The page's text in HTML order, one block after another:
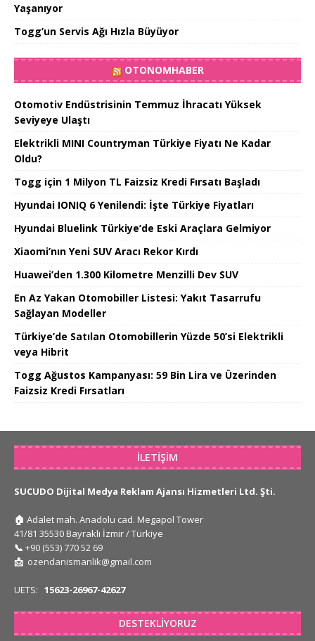
Yaşanıyor
Togg’un Servis Ağı Hızla Büyüyor
OTONOMHABER
Otomotiv Endüstrisinin Temmuz İhracatı Yüksek
Seviyeye Ulaştı
Elektrikli MINI Countryman Türkiye Fiyatı Ne Kadar
Oldu?
Togg için 1 Milyon TL Faizsiz Kredi Fırsatı Başladı
Hyundai IONIQ 6 Yenilendi: İşte Türkiye Fiyatları
Hyundai Bluelink Türkiye’de Eski Araçlara Gelmiyor
Xiaomi’nın Yeni SUV Aracı Rekor Kırdı
Huawei’den 1.300 Kilometre Menzilli Dev SUV
En Az Yakan Otomobiller Listesi: Yakıt Tasarrufu
Sağlayan Modeller
Türkiye’de Satılan Otomobillerin Yüzde 50’si Elektrikli
veya Hibrit
Togg Ağustos Kampanyası: 59 Bin Lira ve Üzerinden
Faizsiz Kredi Fırsatları
İLETIŞIM
SUCUDO Dijital Medya Reklam Ajansı Hizmetleri Ltd. Şti.
🏠 Adalet mah. Anadolu cad. Megapol Tower
41/81 35530 Bayraklı İzmir / Türkiye
📞 +90 (553) 770 52 69
📩 ozendanismanlik@gmail.com
UETS: 15623-26967-42627
DESTEKLIYORUZ